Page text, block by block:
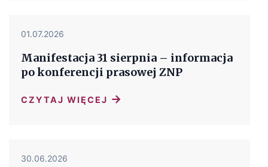
01.07.2026
Manifestacja 31 sierpnia – informacja
po konferencji prasowej ZNP
CZYTAJ WIĘCEJ →
30.06.2026